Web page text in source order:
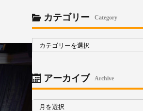
カテゴリー Category
カ
ゴ
アーカイブ Archive
ア